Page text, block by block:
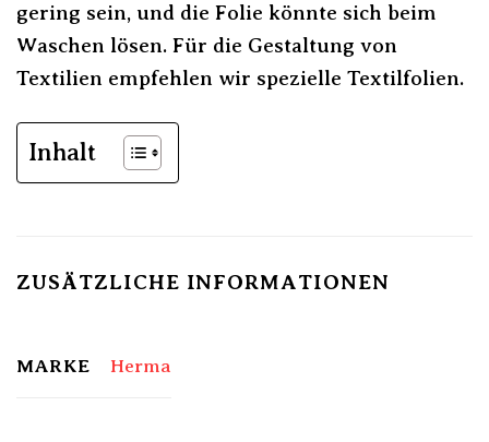
gering sein, und die Folie könnte sich beim
Waschen lösen. Für die Gestaltung von
Textilien empfehlen wir spezielle Textilfolien.
Inhalt
ZUSÄTZLICHE INFORMATIONEN
MARKE Herma